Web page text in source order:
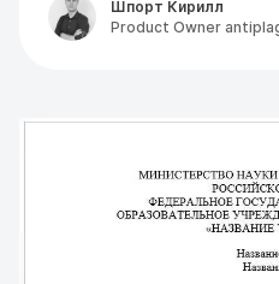
Шпорт Кирилл
Product Owner